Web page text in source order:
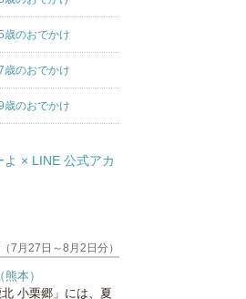
歳のおでかけ
歳のおでかけ
歳のおでかけ
7月27日～8月2日分）
本）
小栗郷」には、夏